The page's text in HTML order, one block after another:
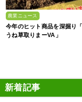
農業ニュース
今年のヒット商品を深掘り
うね草取りまーVA」
新着記事